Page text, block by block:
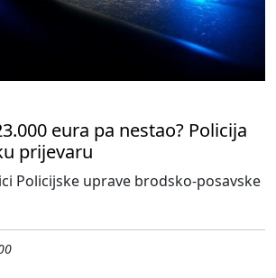
eura pa nestao? Policija
prijevaru
Policijske uprave brodsko-posavske